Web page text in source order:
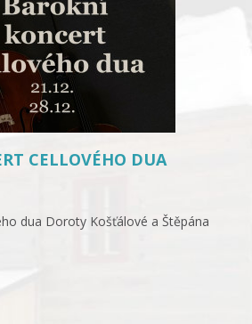
CELLOVÉHO DUA
dua Doroty Košťálové a Štěpána